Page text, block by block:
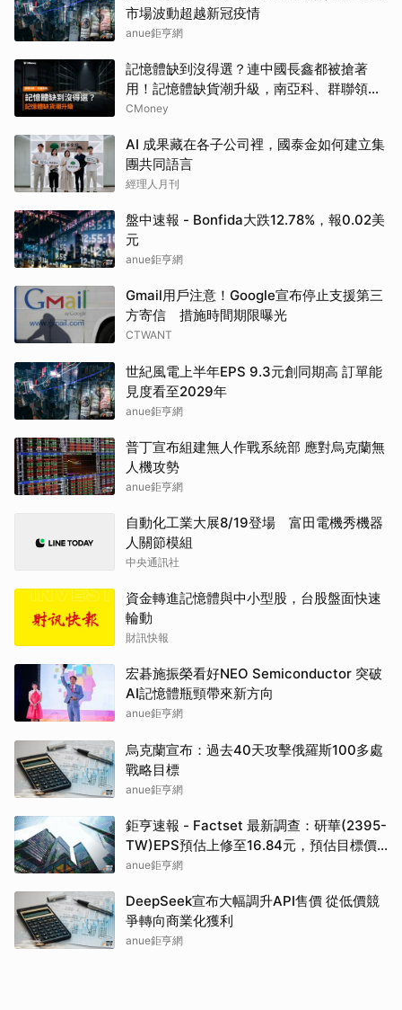
市場波動超越新冠疫情
anue鉅亨網
記憶體缺到沒得選？連中國長鑫都被搶著
用！記憶體缺貨潮升級，南亞科、群聯領軍
噴發
CMoney
AI 成果藏在各子公司裡，國泰金如何建立集
團共同語言
經理人月刊
盤中速報 - Bonfida大跌12.78%，報0.02美
元
anue鉅亨網
Gmail用戶注意！Google宣布停止支援第三
方寄信 措施時間期限曝光
CTWANT
世紀風電上半年EPS 9.3元創同期高 訂單能
見度看至2029年
anue鉅亨網
普丁宣布組建無人作戰系統部 應對烏克蘭無
人機攻勢
anue鉅亨網
自動化工業大展8/19登場 富田電機秀機器
人關節模組
中央通訊社
資金轉進記憶體與中小型股，台股盤面快速
輪動
財訊快報
宏碁施振榮看好NEO Semiconductor 突破
AI記憶體瓶頸帶來新方向
anue鉅亨網
烏克蘭宣布：過去40天攻擊俄羅斯100多處
戰略目標
anue鉅亨網
鉅亨速報 - Factset 最新調查：研華(2395-
TW)EPS預估上修至16.84元，預估目標價
為550元
anue鉅亨網
DeepSeek宣布大幅調升API售價 從低價競
爭轉向商業化獲利
anue鉅亨網